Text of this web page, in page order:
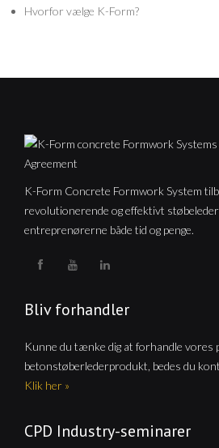
Hvorfor vælge K-Form?
K-Form Concrete Formwork System
revolutionerende og effektivt
entreprenørerne både tid og penge.
Bliv forhandler
Kunne du tænke dig at forhandle vores
betonstøberlederprodukt, bedes du
Klik her »
CPD Industry-seminarer